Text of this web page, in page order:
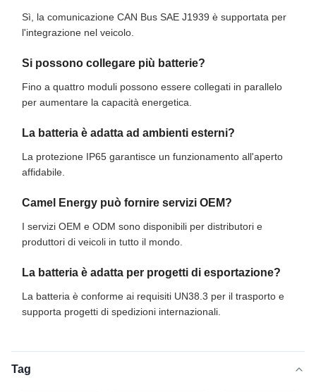
Sì, la comunicazione CAN Bus SAE J1939 è supportata per
l'integrazione nel veicolo.
Si possono collegare più batterie?
Fino a quattro moduli possono essere collegati in parallelo
per aumentare la capacità energetica.
La batteria è adatta ad ambienti esterni?
La protezione IP65 garantisce un funzionamento all'aperto
affidabile.
Camel Energy può fornire servizi OEM?
I servizi OEM e ODM sono disponibili per distributori e
produttori di veicoli in tutto il mondo.
La batteria è adatta per progetti di esportazione?
La batteria è conforme ai requisiti UN38.3 per il trasporto e
supporta progetti di spedizioni internazionali.
Tag